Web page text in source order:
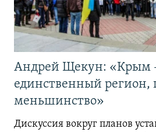
Андрей Щекун: «Крым
единственный регион,
меньшинство»
Дискуссия вокруг планов